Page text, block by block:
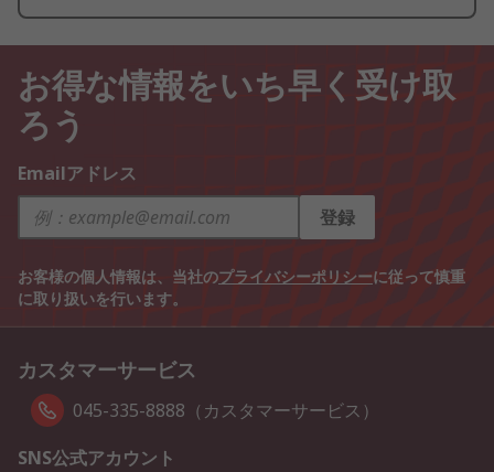
お得な情報をいち早く受け取
ろう
Emailアドレス
登録
お客様の個人情報は、当社のプライバシーポリシーに従って慎重
に取り扱いを行います。
カスタマーサービス
045-335-8888（カスタマーサービス）
SNS公式アカウント